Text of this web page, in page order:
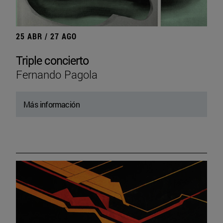
25 ABR / 27 AGO
Triple concierto
Fernando Pagola
Más información